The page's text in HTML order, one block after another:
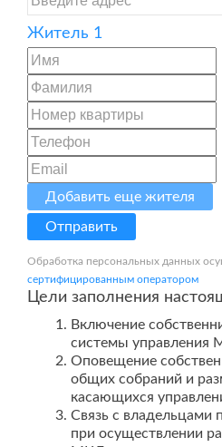
Житель 1
Добавить еще жителя
Отправить
Обработка персональных данных
сертифицированным оператором
Цели заполнения
Включение
системы управления
Оповещение
общих собраний и
касающихся
Связь с
при осуществлении